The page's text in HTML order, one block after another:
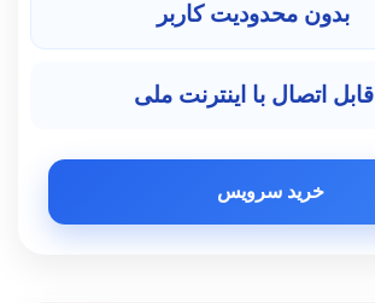
بدون محدودیت کاربر
قابل اتصال با اینترنت ملی
خرید سرویس